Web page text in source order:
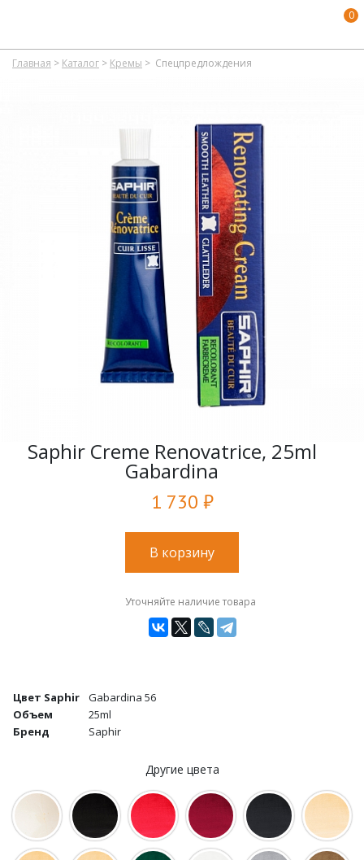
0
Главная > Каталог > Кремы > Спецпредлождения
Saphir Creme Renovatrice, 25ml
Gabardina
1 730 ₽
В корзину
Уточняйте наличие товара
Цвет Saphir
Gabardina 56
Объем
25ml
Бренд
Saphir
Другие цвета